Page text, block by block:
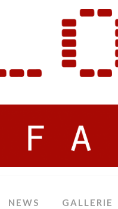
NEWS GALLERIE